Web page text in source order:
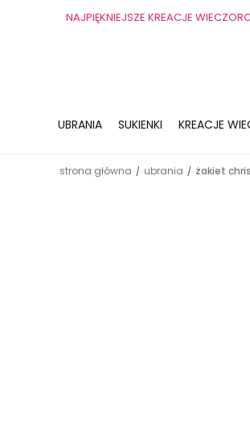
NAJPIĘKNIEJSZE KREACJE
UBRANIA SUKIENKI KREACJE
strona główna / ubrania / żakiet